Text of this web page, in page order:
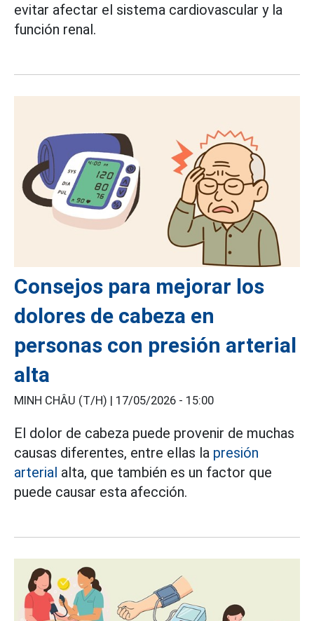
evitar afectar el sistema cardiovascular y la
función renal.
Consejos para mejorar los
dolores de cabeza en
personas con presión arterial
alta
MINH CHÂU (T/H) | 17/05/2026 - 15:00
El dolor de cabeza puede provenir de muchas
causas diferentes, entre ellas la presión
arterial alta, que también es un factor que
puede causar esta afección.